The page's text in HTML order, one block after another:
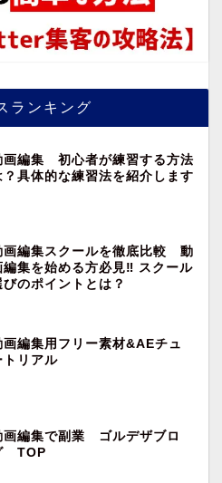
ランキング
画編集 初心者が練習する方法
？具体的な練習法を紹介します
画編集スクールを徹底比較 動
編集を始める方必見‼︎ スクール
びのポイントとは？
画編集用フリー素材&AEチュ
トリアル
画編集で副業 ゴルデザブロ
TOP